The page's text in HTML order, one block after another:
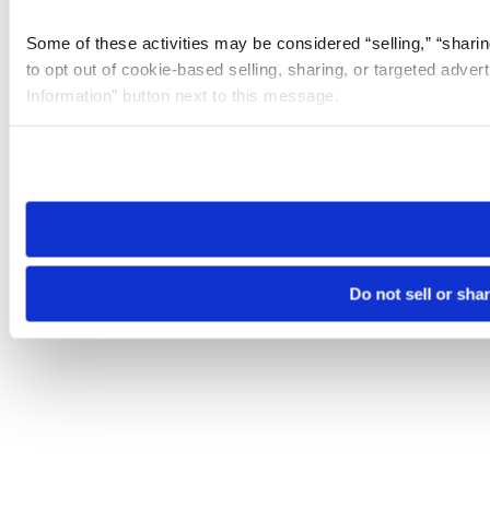
Some of these activities may be considered “selling,”
to opt out of cookie-based selling, sharing, or targeted
Information” button next to this message.
need to be set again.
Do not sell or